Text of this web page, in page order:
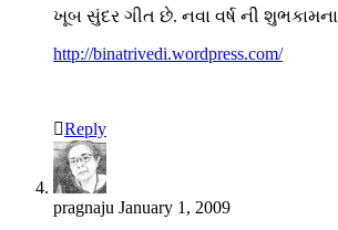
ખૂબ સુંદર ગીત છે. નવા વર્ષ ની
http://binatrivedi.wordpress.com/
Reply
pragnaju January 1, 2009